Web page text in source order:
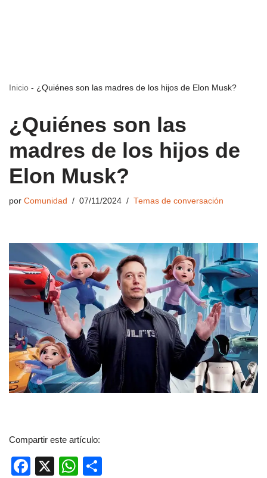
Inicio - ¿Quiénes son las madres de los hijos de Elon Musk?
¿Quiénes son las
madres de los hijos de
Elon Musk?
por Comunidad 07/11/2024 Temas de conversación
Compartir este artículo:
F
X
W